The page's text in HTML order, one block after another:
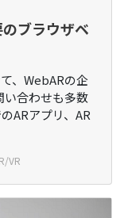
ブラウザベ
、WebARの企
い合わせも多数
ARアプリ、AR
VR